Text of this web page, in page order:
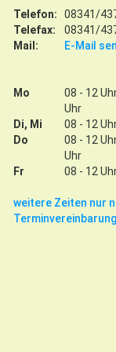
Telefon:
08341/
Telefax:
08341/
Mail:
E-Mail
Mo
08 - 12
Uhr
Di, Mi
08 - 12
Do
08 - 12
Uhr
Fr
08 - 12
weitere Zeiten nur
Terminvereinbarung